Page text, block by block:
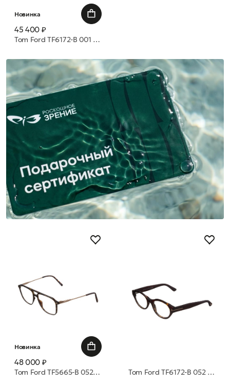
Новинка
45 400 ₽
Tom Ford TF6172-B 001 51 оправа
Новинка
48 000 ₽
Tom Ford TF5665-B 052 54 оправа Tom Ford TF6172-B 052 51 оправа